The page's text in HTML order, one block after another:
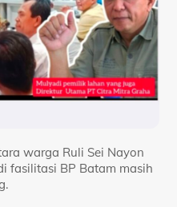
warga Ruli Sei Nayon
fasilitasi BP Batam masih